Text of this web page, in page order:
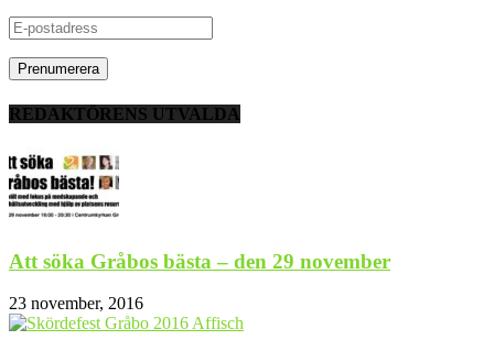
E-
postadress
REDAKTÖRENS UTVALDA
Att söka Gråbos bästa – den 29 november
23 november, 2016